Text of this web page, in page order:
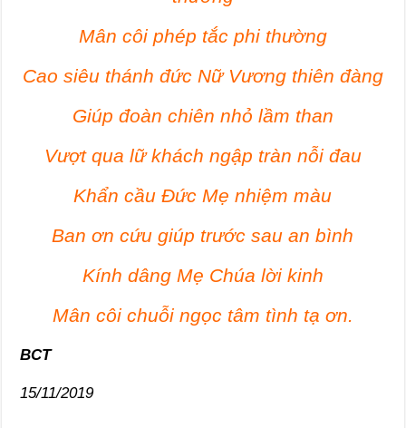
Mân côi phép tắc phi thường
Cao siêu thánh đức Nữ Vương thiên đàng
Giúp đoàn chiên nhỏ lầm than
Vượt qua lữ khách ngập tràn nỗi đau
Khẩn cầu Đức Mẹ nhiệm màu
Ban ơn cứu giúp trước sau an bình
Kính dâng Mẹ Chúa lời kinh
Mân côi chuỗi ngọc tâm tình tạ ơn.
BCT
15/11/2019